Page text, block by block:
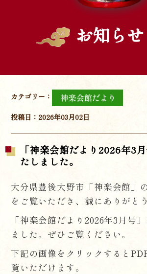
お知らせ
カテゴリー：
投稿日：2026年03月02日
「神楽会館だより2026年3
たしました。
大分県豊後大野市「神楽会館」
をご覧いただき、誠にありがと
「神楽会館だより2026年3月号
ました。ぜひご覧ください。
下記の画像をクリックすると
覧いただけます。